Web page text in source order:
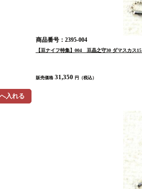
入れる
商品番号：2395-004
【豆ナイフ特集】004 豆晶之守30 ダマスカ
販売価格 31,350 円（税込）